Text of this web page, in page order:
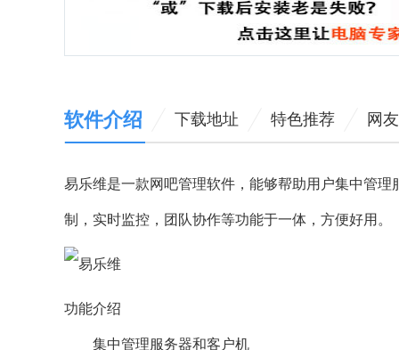
软件介绍 下载地址 特色推荐 网
易乐维是一款网吧管理软件，能够帮助用户集中管
制，实时监控，团队协作等功能于一体，方便好用。
功能介绍
集中管理服务器和客户机